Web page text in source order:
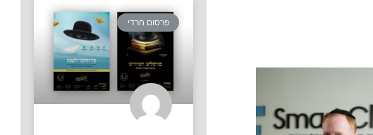
פרסום חרדי